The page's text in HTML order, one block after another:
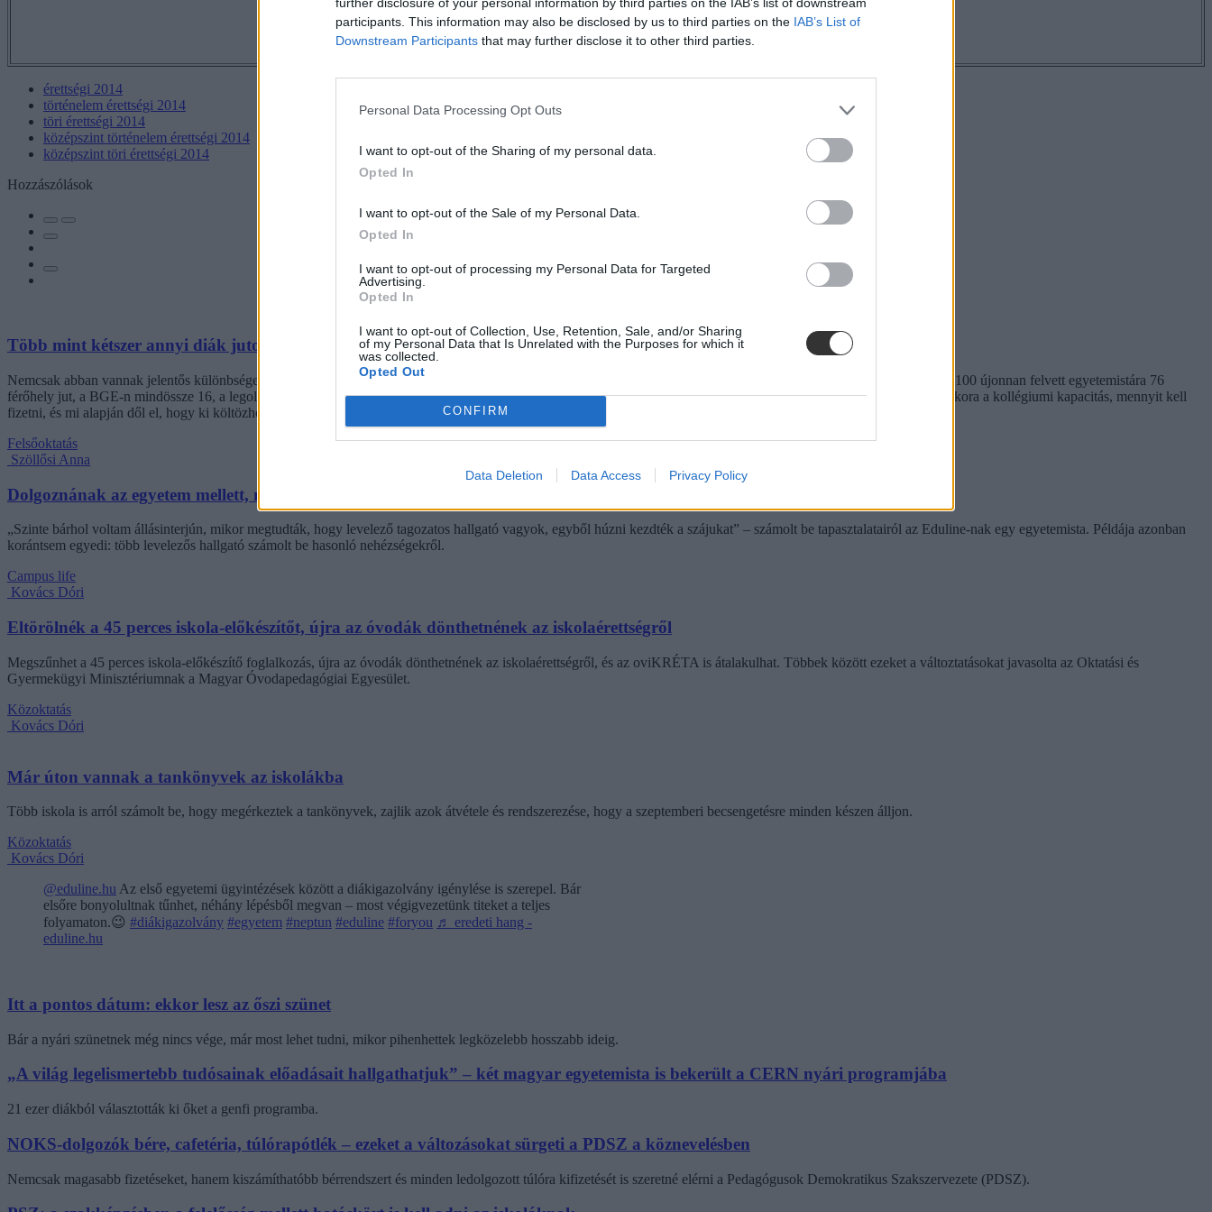
participants. This information may also be disclosed by us to third parties on the IAB’s List of
Downstream Participants that may further disclose it to other third parties.
Personal Data Processing Opt Outs
I want to opt-out of the Sharing of my personal data.
Opted In
I want to opt-out of the Sale of my Personal Data.
Opted In
I want to opt-out of processing my Personal Data for Targeted
Advertising.
Opted In
I want to opt-out of Collection, Use, Retention, Sale, and/or Sharing
of my Personal Data that Is Unrelated with the Purposes for which it
was collected.
Opted Out
CONFIRM
Data Deletion Data Access Privacy Policy
érettségi 2014
történelem érettségi 2014
töri érettségi 2014
középszint történelem érettségi 2014
középszint töri érettségi 2014
Hozzászólások
Több mint kétszer annyi diák jutott be a felsőoktatásba, mint ahány kollégiumi férőhely összesen van
Nemcsak abban vannak jelentős különbségek az egyetemek között, hogy hány kollégiumi férőhely jut a hallgatókra, a térítési díj összege sem egységes. Míg a BME-n 100 újonnan felvett egyetemistára 76
férőhely jut, a BGE-n mindössze 16, a legolcsóbb havi kollégiumi díjak pedig 9300 és 25 500 forint között mozognak a vizsgált intézményekben. Megnéztük, hol mekkora a kollégiumi kapacitás, mennyit kell
fizetni, és mi alapján dől el, hogy ki költözhet be.
Felsőoktatás
Szöllősi Anna
Dolgoznának az egyetem mellett, mégsem vállalhatnak diákmunkát – több mint százezer levelezős hallgatót érinthet a szabály
„Szinte bárhol voltam állásinterjún, mikor megtudták, hogy levelező tagozatos hallgató vagyok, egyből húzni kezdték a szájukat” – számolt be tapasztalatairól az Eduline-nak egy egyetemista. Példája azonban
korántsem egyedi: több levelezős hallgató számolt be hasonló nehézségekről.
Campus life
Kovács Dóri
Eltörölnék a 45 perces iskola-előkészítőt, újra az óvodák dönthetnének az iskolaérettségről
Megszűnhet a 45 perces iskola-előkészítő foglalkozás, újra az óvodák dönthetnének az iskolaérettségről, és az oviKRÉTA is átalakulhat. Többek között ezeket a változtatásokat javasolta az Oktatási és
Gyermekügyi Minisztériumnak a Magyar Óvodapedagógiai Egyesület.
Közoktatás
Kovács Dóri
Már úton vannak a tankönyvek az iskolákba
Több iskola is arról számolt be, hogy megérkeztek a tankönyvek, zajlik azok átvétele és rendszerezése, hogy a szeptemberi becsengetésre minden készen álljon.
Közoktatás
Kovács Dóri
@eduline.hu Az első egyetemi ügyintézések között a diákigazolvány igénylése is szerepel. Bár
elsőre bonyolultnak tűnhet, néhány lépésből megvan – most végigvezetünk titeket a teljes
folyamaton.😉 #diákigazolvány #egyetem #neptun #eduline #foryou ♬ eredeti hang -
eduline.hu
Itt a pontos dátum: ekkor lesz az őszi szünet
Bár a nyári szünetnek még nincs vége, már most lehet tudni, mikor pihenhettek legközelebb hosszabb ideig.
„A világ legelismertebb tudósainak előadásait hallgathatjuk” – két magyar egyetemista is bekerült a CERN nyári programjába
21 ezer diákból választották ki őket a genfi programba.
NOKS-dolgozók bére, cafetéria, túlórapótlék – ezeket a változásokat sürgeti a PDSZ a köznevelésben
Nemcsak magasabb fizetéseket, hanem kiszámíthatóbb bérrendszert és minden ledolgozott túlóra kifizetését is szeretné elérni a Pedagógusok Demokratikus Szakszervezete (PDSZ).